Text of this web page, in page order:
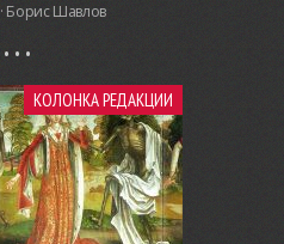
Борис Шавлов
КОЛОНКА РЕДАКЦИИ